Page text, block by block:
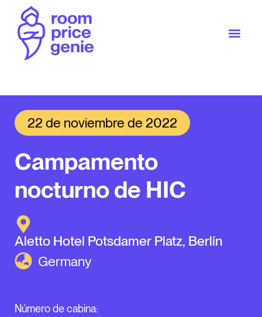
22 de noviembre de 2022
Campamento
nocturno de HIC
Aletto Hotel Potsdamer Platz, Berlín
Germany
Número de cabina: